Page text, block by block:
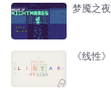
梦魇之夜
《线性》